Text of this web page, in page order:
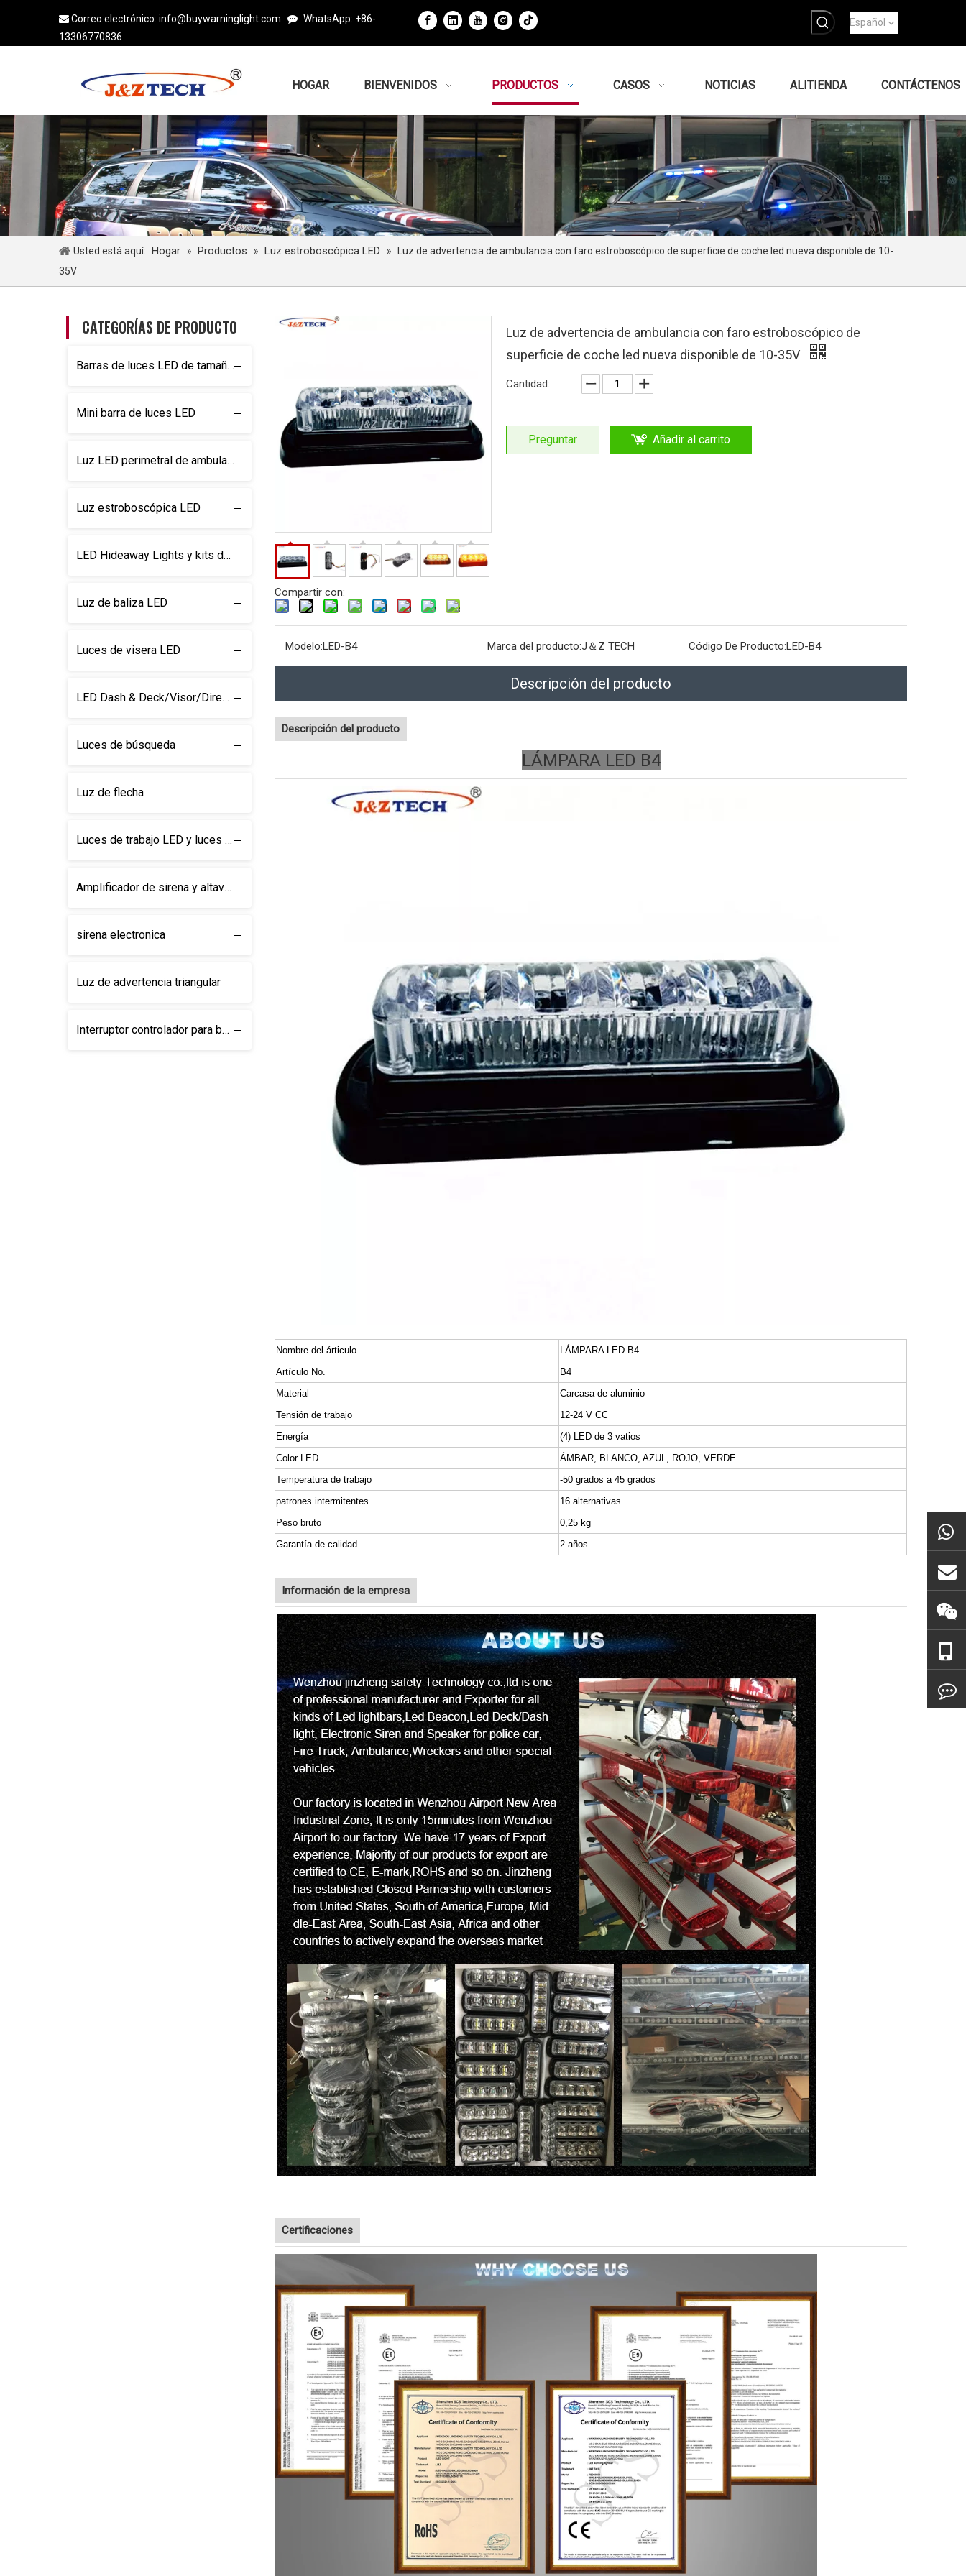
 Correo electrónico: info@buywarninglight.com  WhatsApp: +86-
13306770836
Español
HOGAR BIENVENIDOS PRODUCTOS CASOS NOTICIAS ALITIENDA CONTÁCTENOS
Usted está aquí: Hogar » Productos » Luz estroboscópica LED » Luz de advertencia de ambulancia con faro estroboscópico de superficie de coche led nueva disponible de 10-
35V
CATEGORÍAS DE PRODUCTO
Barras de luces LED de tamaño completo
Mini barra de luces LED
Luz LED perimetral de ambulancia
Luz estroboscópica LED
LED Hideaway Lights y kits de luz
Luz de baliza LED
Luces de visera LED
LED Dash & Deck/Visor/Direction Barra de luz
Luces de búsqueda
Luz de flecha
Luces de trabajo LED y luces de búsqueda
Amplificador de sirena y altavoz
sirena electronica
Luz de advertencia triangular
Interruptor controlador para barras de luces
Compartir con:
Luz de advertencia de ambulancia con faro estroboscópico de
superficie de coche led nueva disponible de 10-35V
Cantidad:
Preguntar Añadir al carrito
Modelo:LED-B4 Marca del producto:J＆Z TECH Código De Producto:LED-B4
Descripción del producto
Descripción del producto
LÁMPARA LED B4
Nombre del árticulo
LÁMPARA LED B4
Artículo No.
B4
Material
Carcasa de aluminio
Tensión de trabajo
12-24 V CC
Energía
(4) LED de 3 vatios
Color LED
ÁMBAR, BLANCO, AZUL, ROJO, VERDE
Temperatura de trabajo
-50 grados a 45 grados
patrones intermitentes
16 alternativas
Peso bruto
0,25 kg
Garantía de calidad
2 años
Información de la empresa
Certificaciones